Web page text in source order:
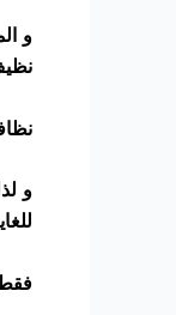
و
و